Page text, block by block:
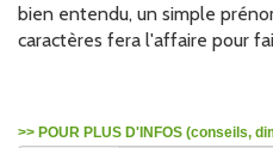
bien entendu, un simple
caractères fera l'affaire pour
>> POUR PLUS D'INFOS (conseils,